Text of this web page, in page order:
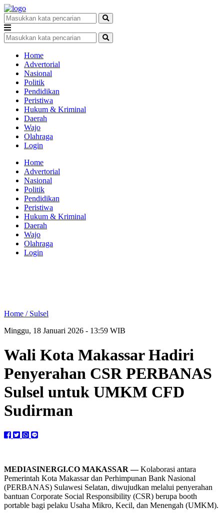
Home
Advertorial
Nasional
Politik
Pendidikan
Peristiwa
Hukum & Kriminal
Daerah
Wajo
Olahraga
Login
Home
Advertorial
Nasional
Politik
Pendidikan
Peristiwa
Hukum & Kriminal
Daerah
Wajo
Olahraga
Login
Home / Sulsel
Minggu, 18 Januari 2026 - 13:59 WIB
Wali Kota Makassar Hadiri
Penyerahan CSR PERBANAS
Sulsel untuk UMKM CFD
Sudirman
MEDIASINERGI.CO MAKASSAR —Kolaborasi antara
Pemerintah Kota Makassar dan Perhimpunan Bank Nasional
(PERBANAS) Sulawesi Selatan, diwujudkan melalui penyerahan
bantuan Corporate Social Responsibility (CSR) berupa booth
portable bagi pelaku Usaha Mikro, Kecil, dan Menengah (UMKM).